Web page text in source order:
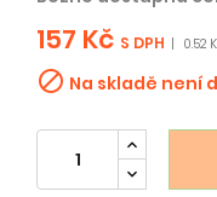
157 Kč S DPH 0.52
 Na skladě není